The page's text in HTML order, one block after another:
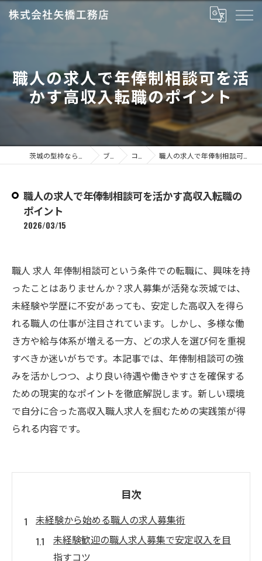
職人の求人で年俸制相談可を活
かす高収入転職のポイント
ブログ コラム 職人の求人で年俸制相談可を活かす高収入転職のポイント
職人の求人で年俸制相談可を活かす高収入転職の
ポイント
2026/03/15
職人 求人 年俸制相談可という条件での転職に、興味を持
ったことはありませんか？求人募集が活発な茨城では、
未経験や学歴に不安があっても、安定した高収入を得ら
れる職人の仕事が注目されています。しかし、多様な働
き方や給与体系が増える一方、どの求人を選び何を重視
すべきか迷いがちです。本記事では、年俸制相談可の強
みを活かしつつ、より良い待遇や働きやすさを確保する
ための現実的なポイントを徹底解説します。新しい環境
で自分に合った高収入職人求人を掴むための実践策が得
られる内容です。
目次
未経験から始める職人の求人募集術
未経験歓迎の職人求人募集で安定収入を目
指すコツ